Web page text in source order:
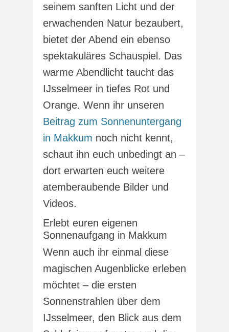
seinem sanften Licht und der
erwachenden Natur bezaubert,
bietet der Abend ein ebenso
spektakuläres Schauspiel. Das
warme Abendlicht taucht das
IJsselmeer in tiefes Rot und
Orange. Wenn ihr unseren
Beitrag zum Sonnenuntergang
in Makkum noch nicht kennt,
schaut ihn euch unbedingt an –
dort erwarten euch weitere
atemberaubende Bilder und
Videos.
Erlebt euren eigenen
Sonnenaufgang in Makkum
Wenn auch ihr einmal diese
magischen Augenblicke erleben
möchtet – die ersten
Sonnenstrahlen über dem
IJsselmeer, den Blick aus dem